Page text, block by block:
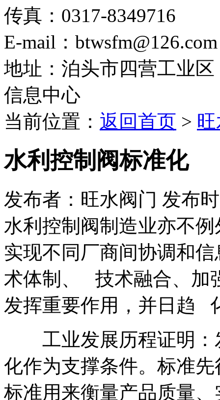
传真：0317-8349716
E-mail：btwsfm@126.com
地址：泊头市四营工业区
信息中心
当前位置： 返回首页 >
水利控制阀标准化
发布者：旺水阀门 发布
水利控制阀制造业亦不
实现不同厂商间协调和
术体制、 技术融合、加
发挥重要作用，并日趋
工业发展历程证明：
化作为支撑条件。标准
标准用来衡量产品质量